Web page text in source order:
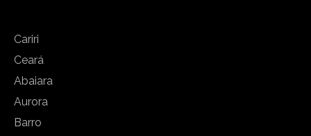
Cariri
Ceará
Abaiara
Aurora
Barro